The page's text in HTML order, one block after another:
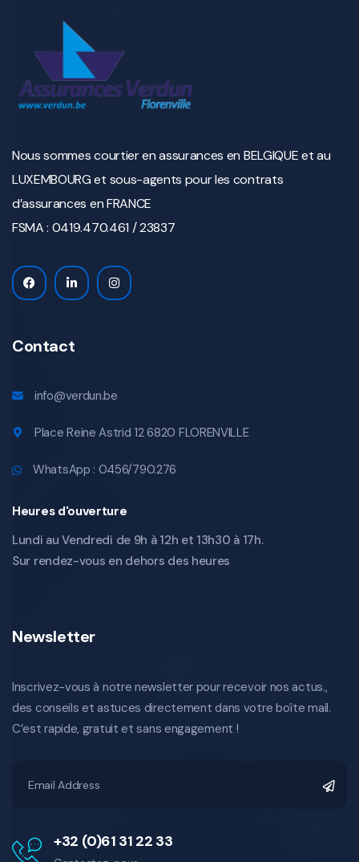
Nous sommes courtier en assurances en BELGIQUE et au
LUXEMBOURG et sous-agents pour les contrats
d’assurances en FRANCE
FSMA : 0419.470.461 / 23837
Contact
info@verdun.be
Place Reine Astrid 12 6820 FLORENVILLE
WhatsApp : 0456/790.276
Heures d'ouverture
Lundi au Vendredi de 9h à 12h et 13h30 à 17h.
Sur rendez-vous en dehors des heures
Newsletter
Inscrivez-vous à notre newsletter pour recevoir nos actus.,
des conseils et astuces directement dans votre boîte mail.
C’est rapide, gratuit et sans engagement !
+32 (0)61 31 22 33